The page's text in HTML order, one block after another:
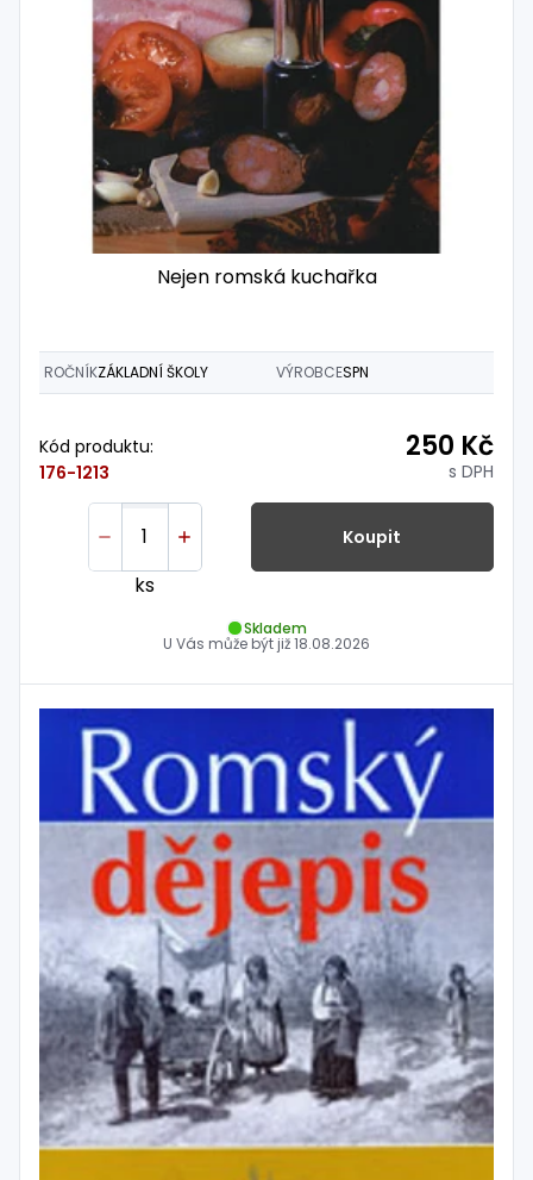
Nejen romská kuchařka
ROČNÍKZÁKLADNÍ ŠKOLY VÝROBCESPN
Kód produktu:
176-1213
250 Kč
s DPH
ks
Koupit
Skladem
U Vás může být již18.08.2026